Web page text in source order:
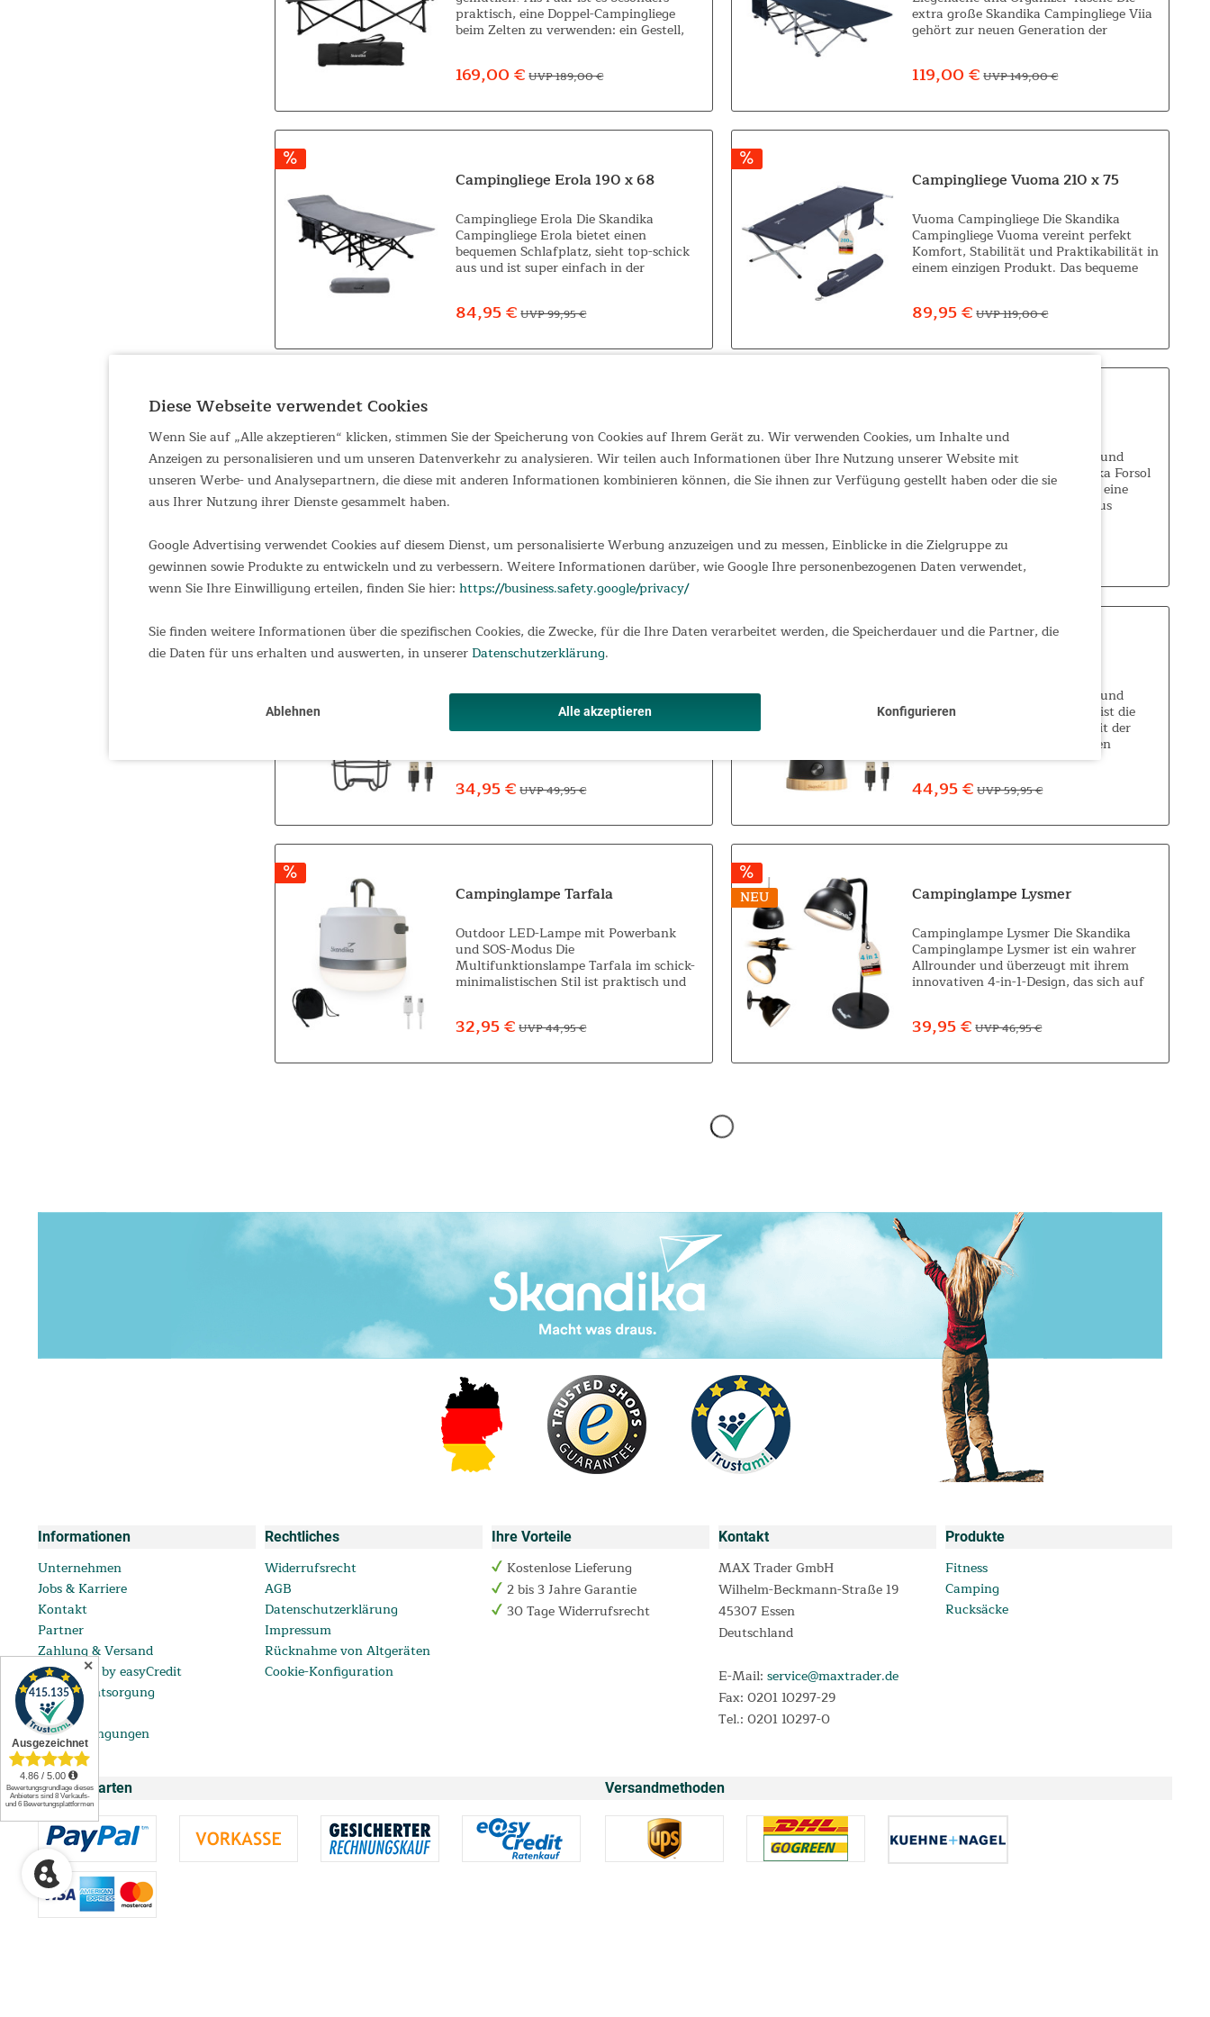
praktisch, eine Doppel-Campingliege
beim Zelten zu verwenden: ein Gestell,
Liege...
169,00 € UVP 189,00 €
extra große Skandika Campingliege Viia
gehört zur neuen Generation der
Faltfunktion ist...
119,00 € UVP 149,00 €
Campingliege Erola 190 x 68
Campingliege Erola Die Skandika
Campingliege Erola bietet einen
bequemen Schlafplatz, sieht top-schick
aus und ist super einfach in der
Art. Dank der...
84,95 € UVP 99,95 €
Campingliege Vuoma 210 x 75
Vuoma Campingliege Die Skandika
Campingliege Vuoma vereint perfekt
Komfort, Stabilität und Praktikabilität in
einem einzigen Produkt. Das bequeme
macht...
89,95 € UVP 119,00 €
Mutenia Campingliege Die Skandika
Campingliege Mutenia vereint perfekt
Komfort, Stabilität und Praktikabilität in
Strandurlaube und Roadtrips und
macht...
59,95 € UVP 89,00 €
Outdoor LED-Lampe mit Akku und
langer Leuchtdauer Die Skandika Forsol
LED Campinglampe verkörpert eine
außergewöhnliche Mischung aus
Technologie. Durch ihre sorgfältige
Konstruktion und ihr...
ab 37,95 € UVP 49,95 €
Campinglampe Soroya
Outdoor LED-Lampe mit Akku und
Dimmfunktion Die Skandika Soroya LED
Campinglampe ist die optimale
Abenteurer und Campingliebhaber. Mit
einstellbarer...
34,95 € UVP 49,95 €
Outdoor LED-Lampe mit Akku und
integrierter Powerbank Kiruna ist die
nördlichste Stadt Schwedens mit der
weltweit größten, unterirdischen
Eisenerzmine. Zudem ist sie für
Himmel bekannt....
44,95 € UVP 59,95 €
Campinglampe Tarfala
Outdoor LED-Lampe mit Powerbank
und SOS-Modus Die
Multifunktionslampe Tarfala im schick-
minimalistischen Stil ist praktisch und
aller Art. Sie ist einfach zu...
32,95 € UVP 44,95 €
NEU Campinglampe Lysmer
Campinglampe Lysmer Die Skandika
Campinglampe Lysmer ist ein wahrer
Allrounder und überzeugt mit ihrem
innovativen 4-in-1-Design, das sich auf
Deckenlampe im...
39,95 € UVP 46,95 €
Informationen
Unternehmen
Jobs & Karriere
Kontakt
Partner
Zahlung & Versand
ratenkauf by easyCredit
Batterieentsorgung
FAQ
Lieferbedingungen
Rechtliches
Widerrufsrecht
AGB
Datenschutzerklärung
Impressum
Rücknahme von Altgeräten
Cookie-Konfiguration
Ihre Vorteile
Kostenlose Lieferung
2 bis 3 Jahre Garantie
30 Tage Widerrufsrecht
Kontakt
MAX Trader GmbH
Wilhelm-Beckmann-Straße 19
45307 Essen
Deutschland
E-Mail: service@maxtrader.de
Fax: 0201 10297-29
Tel.: 0201 10297-0
Produkte
Fitness
Camping
Rucksäcke
Zahlungsarten Versandmethoden
Diese Webseite verwendet Cookies
Wenn Sie auf „Alle akzeptieren“ klicken, stimmen Sie der Speicherung von Cookies auf Ihrem Gerät zu. Wir verwenden Cookies, um Inhalte und
Anzeigen zu personalisieren und um unseren Datenverkehr zu analysieren. Wir teilen auch Informationen über Ihre Nutzung unserer Website mit
unseren Werbe- und Analysepartnern, die diese mit anderen Informationen kombinieren können, die Sie ihnen zur Verfügung gestellt haben oder die sie
aus Ihrer Nutzung ihrer Dienste gesammelt haben.
Google Advertising verwendet Cookies auf diesem Dienst, um personalisierte Werbung anzuzeigen und zu messen, Einblicke in die Zielgruppe zu
gewinnen sowie Produkte zu entwickeln und zu verbessern. Weitere Informationen darüber, wie Google Ihre personenbezogenen Daten verwendet,
wenn Sie Ihre Einwilligung erteilen, finden Sie hier: https://business.safety.google/privacy/
Sie finden weitere Informationen über die spezifischen Cookies, die Zwecke, für die Ihre Daten verarbeitet werden, die Speicherdauer und die Partner, die
die Daten für uns erhalten und auswerten, in unsererDatenschutzerklärung.
Ablehnen Alle akzeptieren Konfigurieren
✕